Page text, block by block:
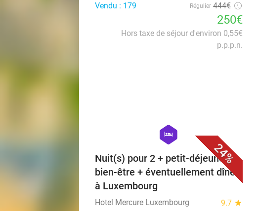
Vendu : 179
Régulier 444€
250€
Hors taxe de séjour d'environ 0,55€
p.p.p.n.
24%
hexagon
hotel
Nuit(s) pour 2 + petit-déjeuner +
bien-être + éventuellement dîner
à Luxembourg
Hotel Mercure Luxembourg
9.7 star